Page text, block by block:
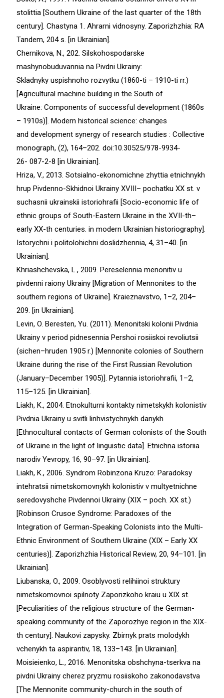
stolittia [Southern Ukraine of the last quarter of the 18th
century]. Chastyna 1. Ahrarni vidnosyny. Zaporizhzhia: RA
Tandem, 204 s. [in Ukrainian].
Chernikova, N., 202. Silskohospodarske
mashynobuduvannia na Pivdni Ukrainy:
Skladnyky uspishnoho rozvytku (1860-ti – 1910-ti rr.)
[Agricultural machine building in the South of
Ukraine: Components of successful development (1860s
– 1910s)]. Modern historical science: changes
and development synergy of research studies : Collective
monograph, (2), 164–202. doi:10.30525/978-9934-
26- 087-2-8 [in Ukrainian].
Hriza, V., 2013. Sotsialno-ekonomichne zhyttia etnichnykh
hrup Pivdenno-Skhidnoi Ukrainy XVIII– pochatku ХХ st. v
suchasnii ukrainskii istoriohrafii [Socio-economic life of
ethnic groups of South-Eastern Ukraine in the XVII-th–
early XX-th centuries. in modern Ukrainian historiography].
Istorychni i politolohichni doslidzhennia, 4, 31–40. [in
Ukrainian].
Khriashchevska, L., 2009. Pereselennia menonitiv u
pivdenni raiony Ukrainy [Migration of Mennonites to the
southern regions of Ukraine]. Kraieznavstvo, 1–2, 204–
209. [in Ukrainian].
Levin, O. Beresten, Yu. (2011). Menonitski kolonii Pivdnia
Ukrainy v period pidnesennia Pershoi rosiiskoi revoliutsii
(sichen–hruden 1905 r.) [Mennonite colonies of Southern
Ukraine during the rise of the First Russian Revolution
(January–December 1905)]. Pytannia istoriohrafii, 1–2,
115–125. [in Ukrainian].
Liakh, K., 2004. Etnokulturni kontakty nimetskykh kolonistiv
Pivdnia Ukrainy u svitli linhvistychnykh danykh
[Ethnocultural contacts of German colonists of the South
of Ukraine in the light of linguistic data]. Etnichna istoriia
narodiv Yevropy, 16, 90–97. [in Ukrainian].
Liakh, K., 2006. Syndrom Robinzona Kruzo: Paradoksy
intehratsii nimetskomovnykh kolonistiv v multyetnichne
seredovyshche Pivdennoi Ukrainy (XIX – poch. XX st.)
[Robinson Crusoe Syndrome: Paradoxes of the
Integration of German-Speaking Colonists into the Multi-
Ethnic Environment of Southern Ukraine (XIX – Early XX
сenturies)]. Zaporizhzhia Historical Review, 20, 94–101. [in
Ukrainian].
Liubanska, O., 2009. Osoblyvosti relihiinoi struktury
nimetskomovnoi spilnoty Zaporizkoho kraiu u XIX st.
[Peculiarities of the religious structure of the German-
speaking community of the Zaporozhye region in the ХІХ-
th century]. Naukovi zapysky. Zbirnyk prats molodykh
vchenykh ta aspirantiv, 18, 133–143. [in Ukrainian].
Moisieienko, L., 2016. Menonitska obshchyna-tserkva na
pivdni Ukrainy cherez pryzmu rosiiskoho zakonodavstva
[The Mennonite community-church in the south of